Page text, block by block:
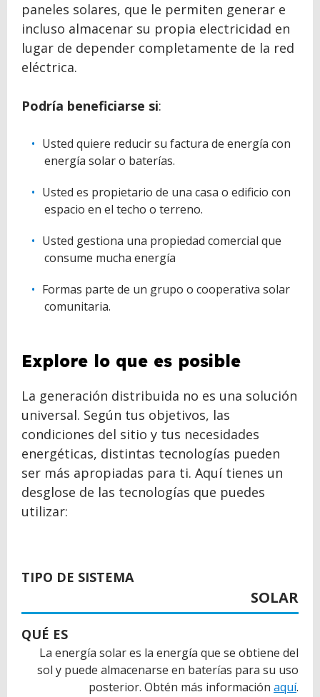
paneles solares, que le permiten generar e
incluso almacenar su propia electricidad en
lugar de depender completamente de la red
eléctrica.
Podría beneficiarse si:
Usted quiere reducir su factura de energía con
energía solar o baterías.
Usted es propietario de una casa o edificio con
espacio en el techo o terreno.
Usted gestiona una propiedad comercial que
consume mucha energía
Formas parte de un grupo o cooperativa solar
comunitaria.
BACK
TOExplore lo que es posible
La generación distribuida no es una solución
universal. Según tus objetivos, las
condiciones del sitio y tus necesidades
energéticas, distintas tecnologías pueden
ser más apropiadas para ti. Aquí tienes un
desglose de las tecnologías que puedes
utilizar:
TOTIPO DE SISTEMA
SOLAR
QUÉ ES
La energía solar es la energía que se obtiene del
sol y puede almacenarse en baterías para su uso
posterior. Obtén más información aquí.